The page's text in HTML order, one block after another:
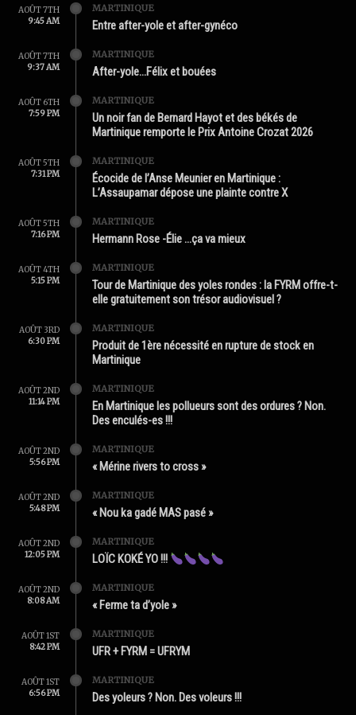
AOÛT 7TH
9:45 AM
MARTINIQUE
Entre after-yole et after-gynéco
AOÛT 7TH
9:37 AM
MARTINIQUE
After-yole…Félix et bouées
AOÛT 6TH
7:59 PM
MARTINIQUE
Un noir fan de Bernard Hayot et des békés de
Martinique remporte le Prix Antoine Crozat 2026
AOÛT 5TH
7:31 PM
MARTINIQUE
Écocide de l’Anse Meunier en Martinique :
L’Assaupamar dépose une plainte contre X
AOÛT 5TH
7:16 PM
MARTINIQUE
Hermann Rose -Élie …ça va mieux
AOÛT 4TH
5:15 PM
MARTINIQUE
Tour de Martinique des yoles rondes : la FYRM offre-t-
elle gratuitement son trésor audiovisuel ?
AOÛT 3RD
6:30 PM
MARTINIQUE
Produit de 1ère nécessité en rupture de stock en
Martinique
AOÛT 2ND
11:14 PM
MARTINIQUE
En Martinique les pollueurs sont des ordures ? Non.
Des enculés-es !!!
AOÛT 2ND
5:56 PM
MARTINIQUE
« Mérine rivers to cross »
AOÛT 2ND
5:48 PM
MARTINIQUE
« Nou ka gadé MAS pasé »
AOÛT 2ND
12:05 PM
MARTINIQUE
LOÏC KOKÉ YO !!!
AOÛT 2ND
8:08 AM
MARTINIQUE
« Ferme ta d’yole »
AOÛT 1ST
8:42 PM
MARTINIQUE
UFR + FYRM = UFRYM
AOÛT 1ST
6:56 PM
MARTINIQUE
Des yoleurs ? Non. Des voleurs !!!